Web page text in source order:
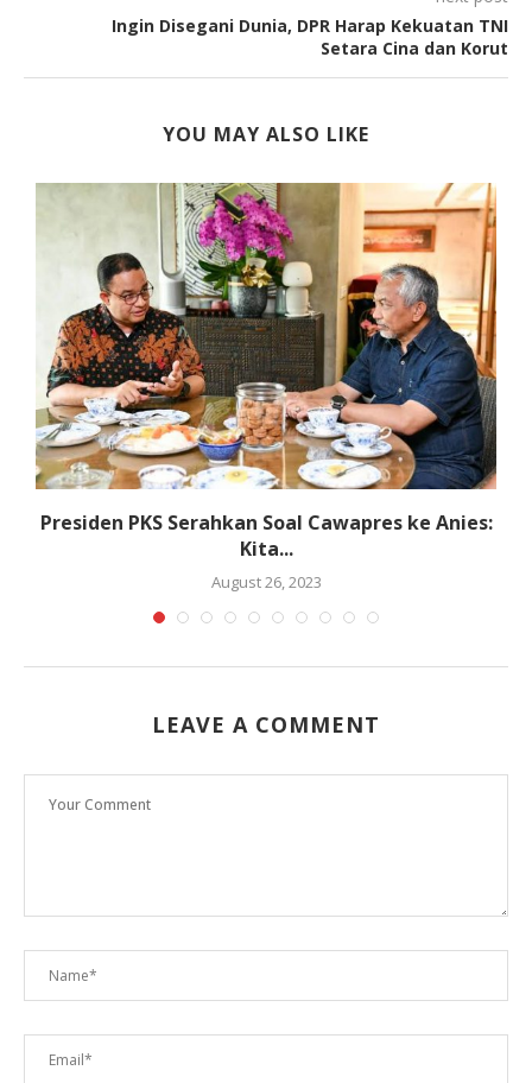
Ingin Disegani Dunia, DPR Harap Kekuatan TNI
Setara Cina dan Korut
YOU MAY ALSO LIKE
Presiden PKS Serahkan Soal Cawapres ke Anies:
Kita...
August 26, 2023
LEAVE A COMMENT